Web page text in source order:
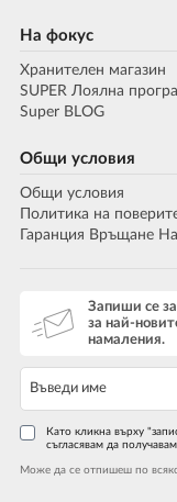
На фокус
Хранителен магазин
SUPER Лоялна
Super BLOG
Общи условия
Общи условия
Политика на
Гаранция Връщане
Запиши се
за най-
намаления.
Като кликна върху
съгласявам да
Може да се отпишеш по